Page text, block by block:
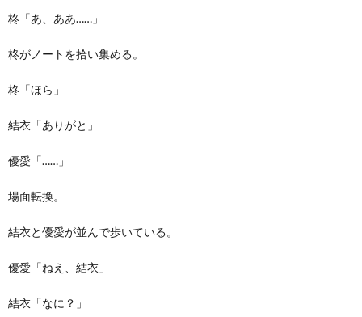
柊「あ、ああ……」
柊がノートを拾い集める。
柊「ほら」
結衣「ありがと」
優愛「……」
場面転換。
結衣と優愛が並んで歩いている。
優愛「ねえ、結衣」
結衣「なに？」